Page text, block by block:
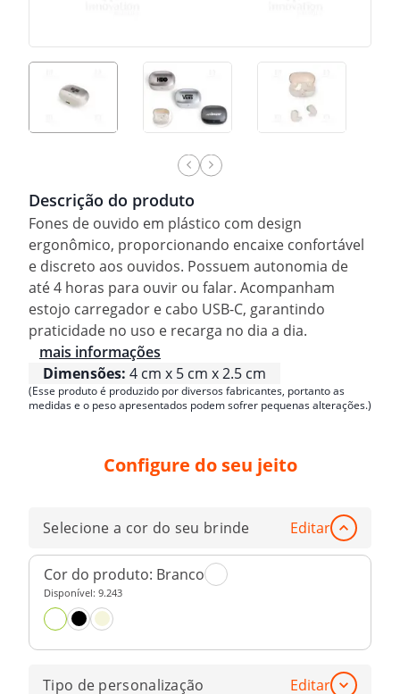
Descrição do produto
Fones de ouvido em plástico com design
ergonômico, proporcionando encaixe confortável
e discreto aos ouvidos. Possuem autonomia de
até 4 horas para ouvir ou falar. Acompanham
estojo carregador e cabo USB-C, garantindo
praticidade no uso e recarga no dia a dia.
mais informações
Dimensões: 4 cm x 5 cm x 2.5 cm
(Esse produto é produzido por diversos fabricantes, portanto as
medidas e o peso apresentados podem sofrer pequenas alterações.)
Configure do seu jeito
Selecione a cor do seu brinde Editar
Cor do produto: Branco
Disponível: 9.243
Tipo de personalização Editar